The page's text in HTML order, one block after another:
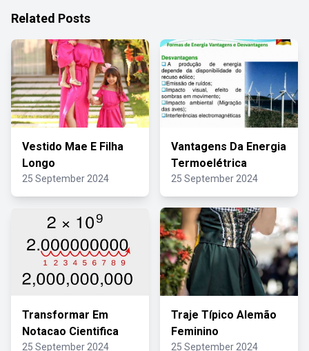
Related Posts
Vestido Mae E Filha
Longo
25 September 2024
Vantagens Da Energia
Termoelétrica
25 September 2024
Transformar Em
Notacao Cientifica
25 September 2024
Traje Típico Alemão
Feminino
25 September 2024